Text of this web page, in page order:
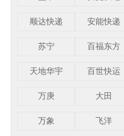
顺达快递 安能快递
苏宁 百福东方
天地华宇 百世快运
万庚 大田
万象 飞洋